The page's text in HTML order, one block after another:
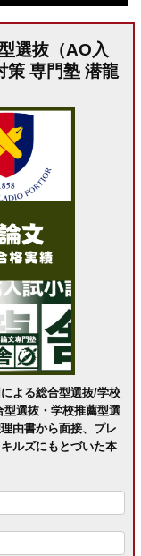
選抜（AO入
策 専門塾 潜龍
よる総合型選抜/学校
選抜・学校推薦型選
由書から面接、プレ
ルズにもとづいた本